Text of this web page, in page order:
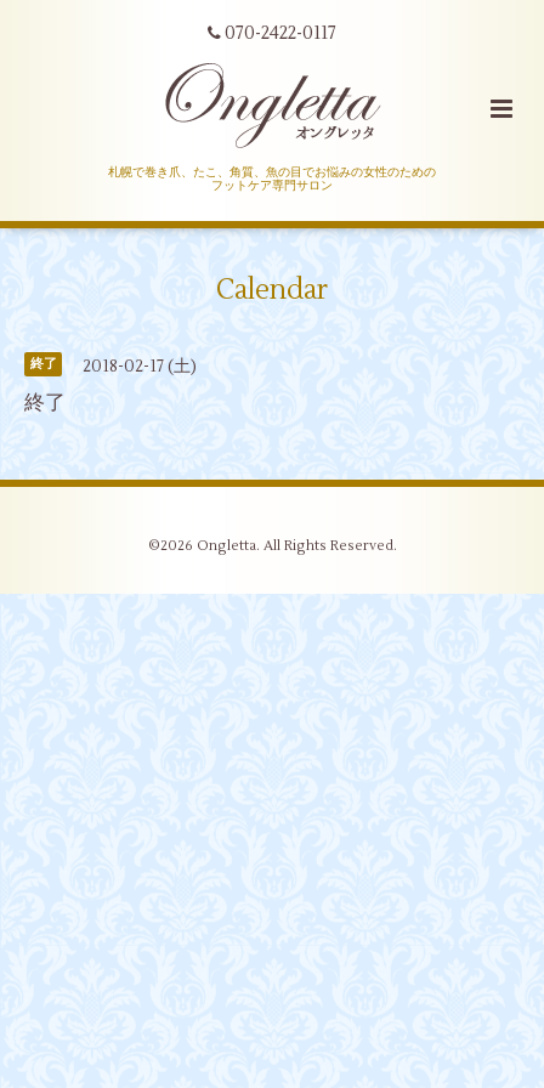
070-2422-0117
札幌で巻き爪、たこ、角質、魚の目でお悩みの女性のための
フットケア専門サロン
Calendar
終了 2018-02-17 (土)
終了
©2026 Ongletta. All Rights Reserved.